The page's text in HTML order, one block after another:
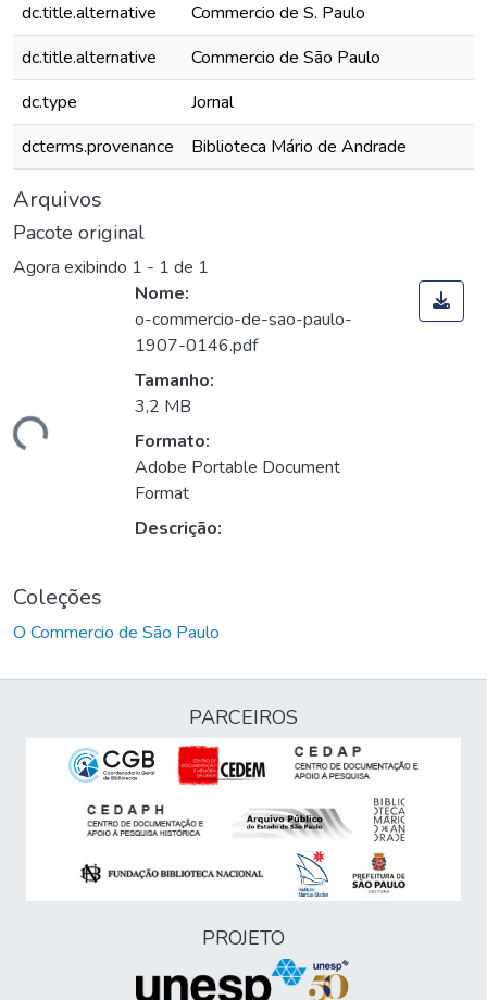
dc.title.alternative
Commercio de S. Paulo
dc.title.alternative
Commercio de São Paulo
dc.type
Jornal
dcterms.provenance
Biblioteca Mário de Andrade
Arquivos
Pacote original
Agora exibindo 1 - 1 de 1
Nome:
o-commercio-de-sao-paulo-
1907-0146.pdf
Tamanho:
3,2 MB
Formato:
Adobe Portable Document
Format
Descrição:
Coleções
O Commercio de São Paulo
PARCEIROS
PROJETO